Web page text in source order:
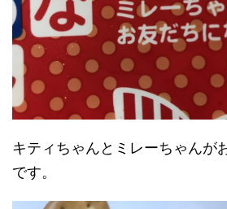
キティちゃんとミレーちゃんが
です。